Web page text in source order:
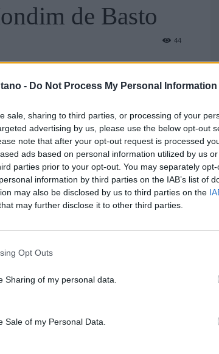
- Do Not Process My Personal Information
sale, sharing to third parties, or processing of your
advertising by us, please use the below opt-out
note that after your opt-out request is processed
ads based on personal information utilized by us
parties prior to your opt-out. You may separately
information by third parties on the IAB’s list of
may also be disclosed by us to third parties on the
may further disclose it to other third parties.
Opt Outs
Sharing of my personal data.
Sale of my Personal Data.
de Basto
44